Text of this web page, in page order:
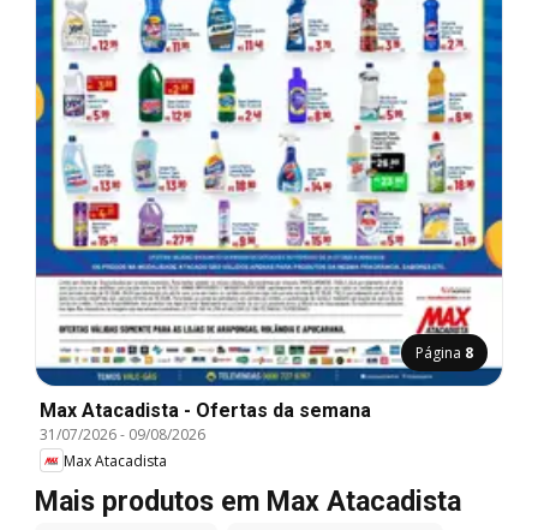
Página 8
Max Atacadista - Ofertas da semana
31/07/2026- 09/08/2026
Max Atacadista
Mais produtos em Max Atacadista